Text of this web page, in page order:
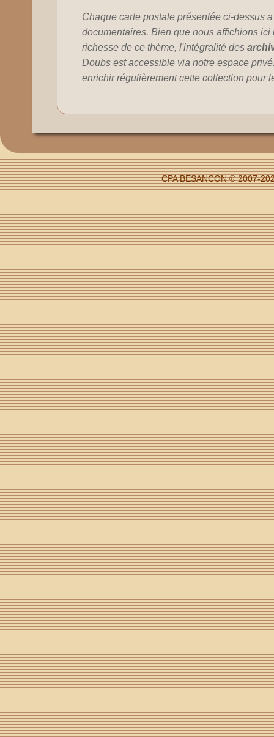
Chaque carte postale présentée ci-dessus
documentaires. Bien que nous affichions
richesse de ce thème, l'intégralité des
Doubs est accessible via notre espace
enrichir régulièrement cette collection pour
CPA BESANCON © 2007-